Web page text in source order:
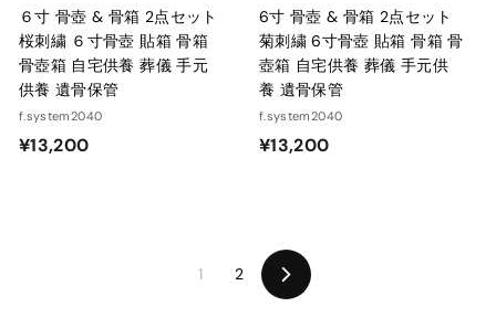
６寸 骨壺 & 骨箱 2点セット
桜刺繍 ６寸骨壺 貼箱 骨箱
骨壺箱 自宅供養 葬儀 手元
供養 遺骨保管
f.system2040
¥13,200¥
6寸 骨壺 & 骨箱 2点セット
菊刺繍 6寸骨壺 貼箱 骨箱 骨
壺箱 自宅供養 葬儀 手元供
養 遺骨保管
f.system2040
¥13,200¥
1 2
次
の